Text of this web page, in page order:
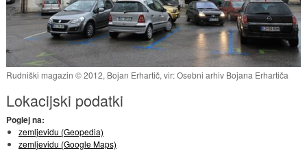
Rudniški magazin © 2012, Bojan Erhartič, vir: Osebni arhiv Bojana Erhartiča
Lokacijski podatki
Poglej na:
zemljevidu (Geopedia)
zemljevidu (Google Maps)